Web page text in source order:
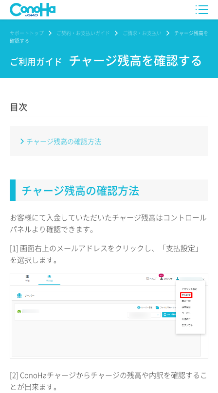
サポートトップ ご契約・お支払いガイド ご請求・お支払い
チャージ残高を
確認する
ご利用ガイド チャージ残高を確認する
目次
チャージ残高の確認方法
チャージ残高の確認方法
お客様にて入金していただいたチャージ残高はコントロール
パネルより確認できます。
[1] 画面右上のメールアドレスをクリックし、「支払設定」
を選択します。
[2] ConoHaチャージからチャージの残高や内訳を確認するこ
とが出来ます。